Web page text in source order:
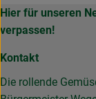
Hier für unseren
verpassen!
Kontakt
Die rollende